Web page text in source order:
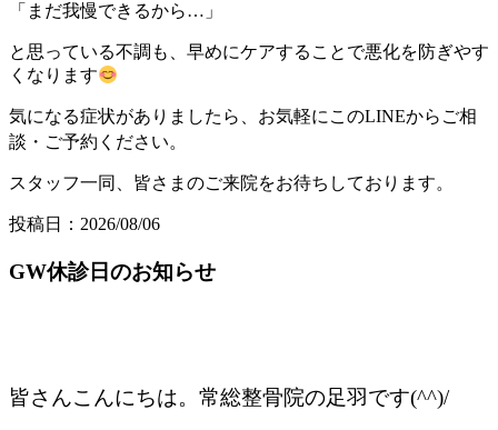
「まだ我慢できるから…」
と思っている不調も、早めにケアすることで悪化を防ぎやす
くなります
気になる症状がありましたら、お気軽にこのLINEからご相
談・ご予約ください。
スタッフ一同、皆さまのご来院をお待ちしております。
投稿日：2026/08/06
GW休診日のお知らせ
皆さんこんにちは。常総整骨院の足羽です(^^)/